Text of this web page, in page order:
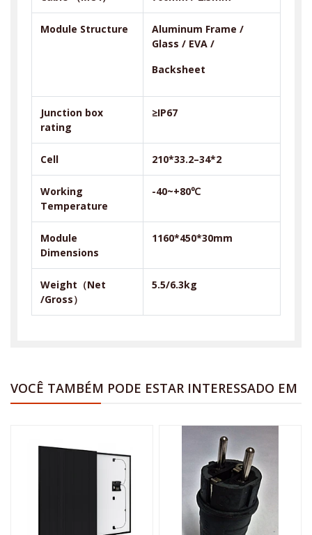
Module Structure
Aluminum Frame /
Glass / EVA /
Backsheet
Junction box
rating
≥IP67
Cell 210*33.2–34*2
Working
Temperature
-40~+80℃
Module
Dimensions
1160*450*30mm
Weight （Net
/Gross）
5.5/6.3kg
VOCÊ TAMBÉM PODE ESTAR INTERESSADO EM